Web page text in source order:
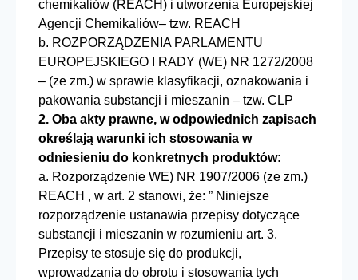
chemikaliów (REACH) i utworzenia Europejskiej
Agencji Chemikaliów– tzw. REACH
b. ROZPORZĄDZENIA PARLAMENTU
EUROPEJSKIEGO I RADY (WE) NR 1272/2008
– (ze zm.) w sprawie klasyfikacji, oznakowania i
pakowania substancji i mieszanin – tzw. CLP
2. Oba akty prawne, w odpowiednich zapisach
określają warunki ich stosowania w
odniesieniu do konkretnych produktów:
a. Rozporządzenie WE) NR 1907/2006 (ze zm.)
REACH , w art. 2 stanowi, że: ” Niniejsze
rozporządzenie ustanawia przepisy dotyczące
substancji i mieszanin w rozumieniu art. 3.
Przepisy te stosuje się do produkcji,
wprowadzania do obrotu i stosowania tych